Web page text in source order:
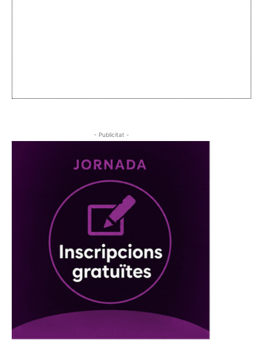
- Publicitat -